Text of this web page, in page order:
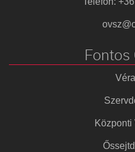
Fontos
Központi